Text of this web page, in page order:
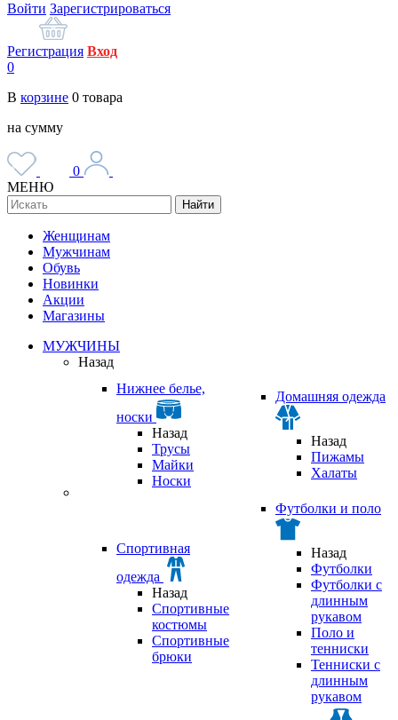
Войти Зарегистрироваться
Регистрация Вход
0
В корзине 0 товара
на сумму
0
МЕНЮ
Найти
Женщинам
Мужчинам
Обувь
Новинки
Акции
Магазины
МУЖЧИНЫ
Назад
Нижнее белье,
носки
Назад
Трусы
Майки
Носки
Домашняя одежда
Назад
Пижамы
Халаты
Спортивная
одежда
Назад
Спортивные
костюмы
Спортивные
брюки
Футболки и поло
Назад
Футболки
Футболки с
длинным
рукавом
Поло и
тенниски
Тенниски с
длинным
рукавом